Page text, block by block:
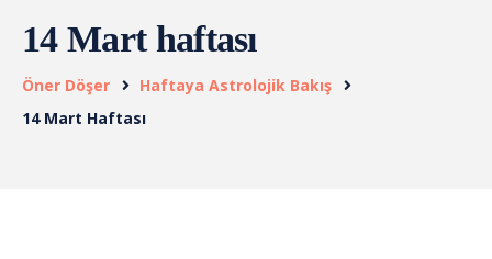
14 Mart haftası
Öner Döşer
Haftaya Astrolojik Bakış
14 Mart Haftası